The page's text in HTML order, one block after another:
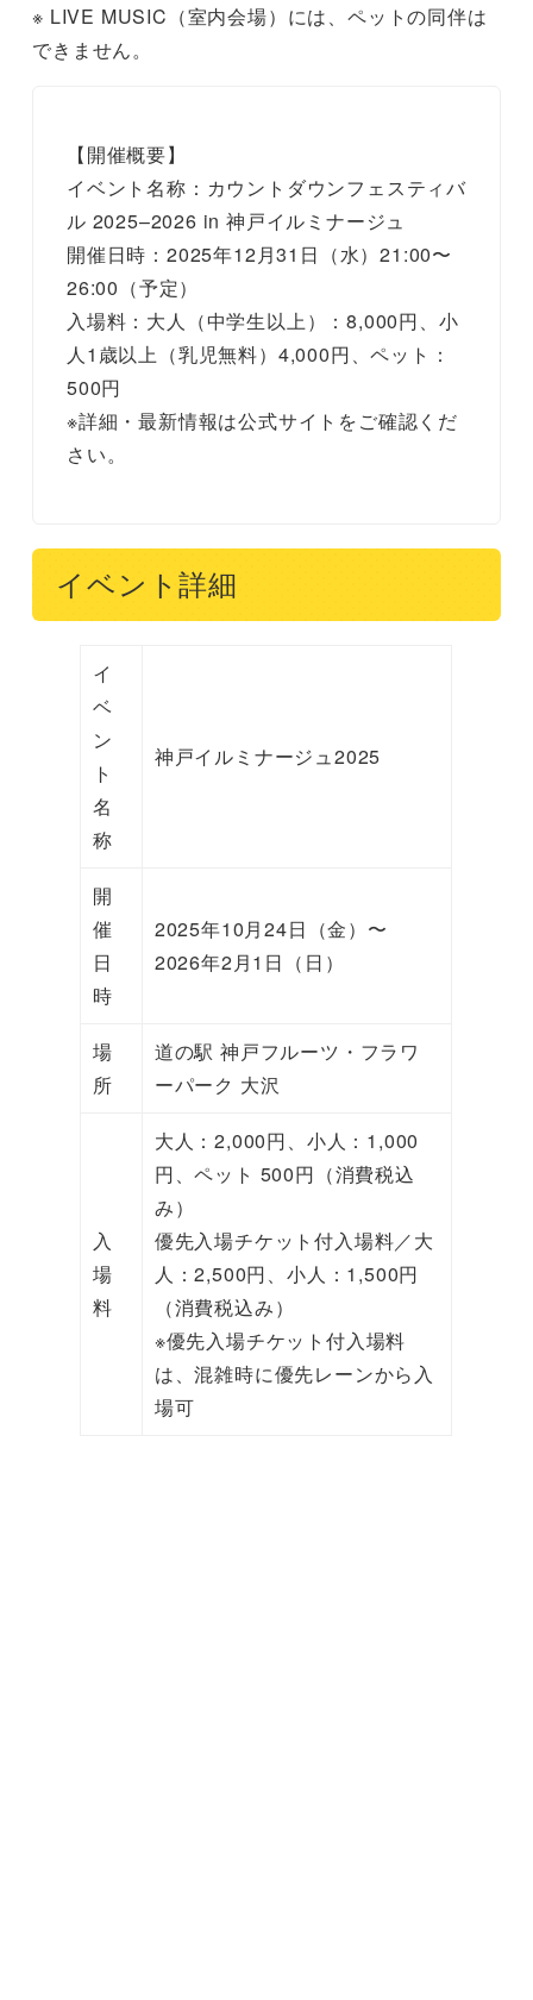
※ LIVE MUSIC（室内会場）には、ペットの同伴は
できません。
【開催概要】
イベント名称：カウントダウンフェスティバ
ル 2025–2026 in 神戸イルミナージュ
開催日時：2025年12月31日（水）21:00〜
26:00（予定）
入場料：大人（中学生以上）：8,000円、小
人1歳以上（乳児無料）4,000円、ペット：
500円
※詳細・最新情報は公式サイトをご確認くだ
さい。
イベント詳細
イ
ベ
ン
ト
名
称
神戸イルミナージュ2025
開
催
日
時
2025年10月24日（金）〜
2026年2月1日（日）
場
所
道の駅 神戸フルーツ・フラワ
ーパーク 大沢
入
場
料
大人：2,000円、小人：1,000
円、ペット 500円（消費税込
み）
優先入場チケット付入場料／大
人：2,500円、小人：1,500円
（消費税込み）
※優先入場チケット付入場料
は、混雑時に優先レーンから入
場可